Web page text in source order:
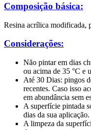
Composição básica:
Resina acrílica modificada,
Considerações:
Não pintar em dias
ou acima de 35 °C e
Até 30 Dias: pingos
recentes. Caso isso
em abundância sem
A superfície pintada
dias da sua aplicação.
A limpeza da